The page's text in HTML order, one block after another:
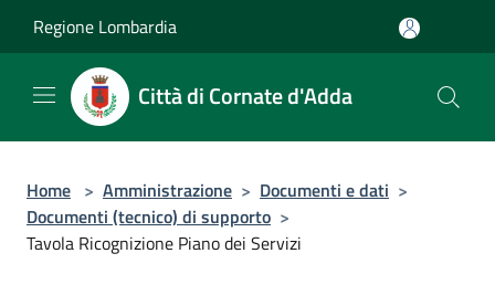
Regione Lombardia
Città di Cornate d'Adda
Home > Amministrazione > Documenti e dati >
Documenti (tecnico) di supporto >
Tavola Ricognizione Piano dei Servizi